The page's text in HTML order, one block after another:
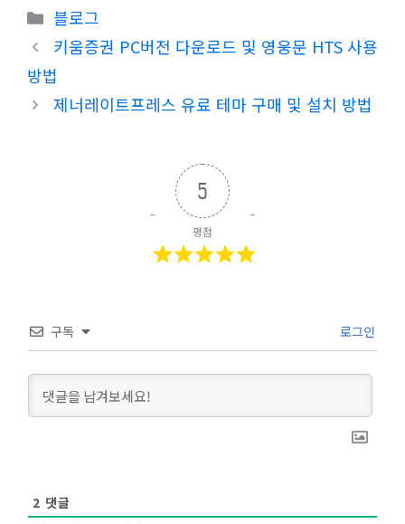
카
테
고
리
블로그
키움증권 PC버전 다운로드 및 영웅문 HTS 사용
방법
제너레이트프레스 유료 테마 구매 및 설치 방법
5
평점
구독 로그인
2 댓글